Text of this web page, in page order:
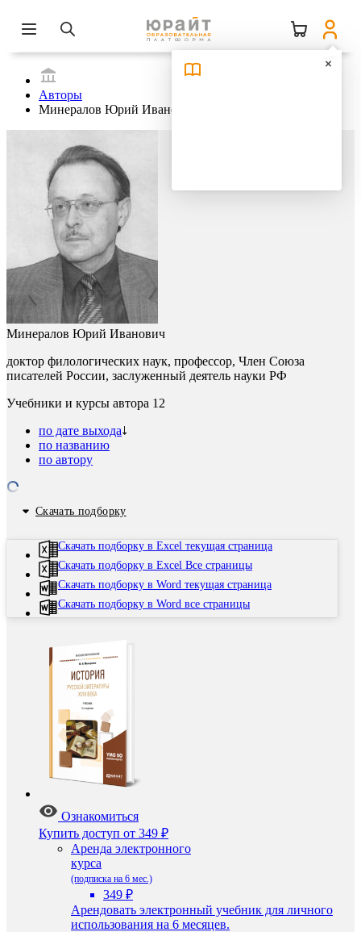
Авторы
Минералов Юрий Иванович
Минералов Юрий Иванович
доктор филологических наук, профессор, Член Союза
писателей России, заслуженный деятель науки РФ
Учебники и курсы автора 12
по дате выхода
по названию
по автору
Скачать подборку
Скачать подборку в Excel текущая страница
Скачать подборку в Excel Все страницы
Скачать подборку в Word текущая страница
Скачать подборку в Word все страницы
Ознакомиться
Купить доступ от 349 ₽
Аренда электронного
курса
(подписка на 6 мес.)
349 ₽
Арендовать электронный учебник для личного
использования на 6 месяцев.